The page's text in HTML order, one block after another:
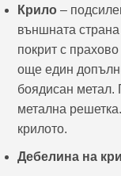
Крило–
външната
покрит с
още един
боядисан
метална
крилото.
Дебелина на